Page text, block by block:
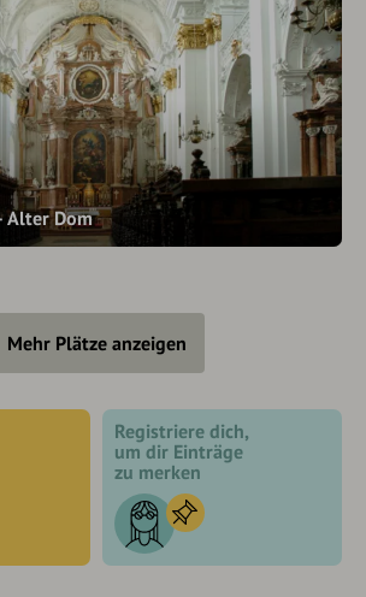
Alter Dom
Mehr Plätze anzeigen
Registriere dich,
um dir Einträge
zu merken